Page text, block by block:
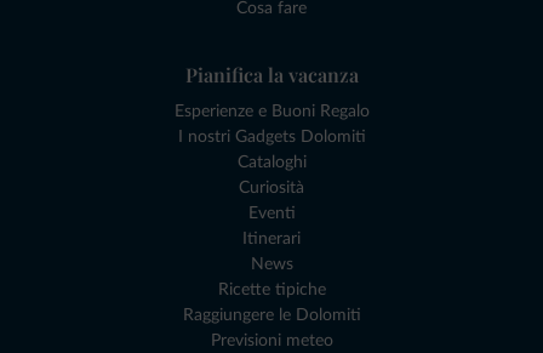
Cosa fare
Pianifica la vacanza
Esperienze e Buoni Regalo
I nostri Gadgets Dolomiti
Cataloghi
Curiosità
Eventi
Itinerari
News
Ricette tipiche
Raggiungere le Dolomiti
Previsioni meteo